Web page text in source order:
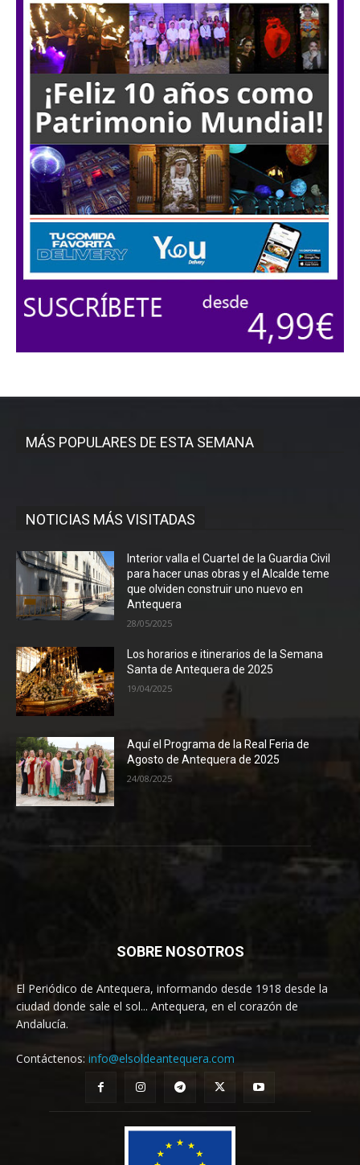
MÁS POPULARES DE ESTA SEMANA
NOTICIAS MÁS VISITADAS
Interior valla el Cuartel de la Guardia Civil
para hacer unas obras y el Alcalde teme
que olviden construir uno nuevo en
Antequera
28/05/2025
Los horarios e itinerarios de la Semana
Santa de Antequera de 2025
19/04/2025
Aquí el Programa de la Real Feria de
Agosto de Antequera de 2025
24/08/2025
SOBRE NOSOTROS
El Periódico de Antequera, informando desde 1918 desde la
ciudad donde sale el sol... Antequera, en el corazón de
Andalucía.
Contáctenos: info@elsoldeantequera.com